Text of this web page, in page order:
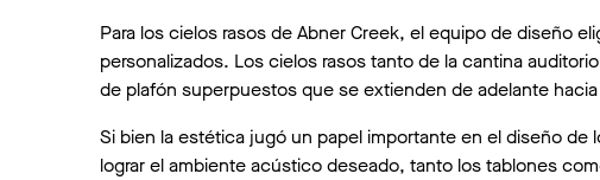
Para los cielos rasos de Abner Creek, el equipo de diseño
personalizados. Los cielos rasos tanto de la cantina
de plafón superpuestos que se extienden de adelante
Si bien la estética jugó un papel importante en el diseño
lograr el ambiente acústico deseado, tanto los tablones